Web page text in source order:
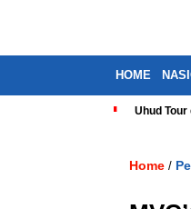
HOME
Uhud
Home /